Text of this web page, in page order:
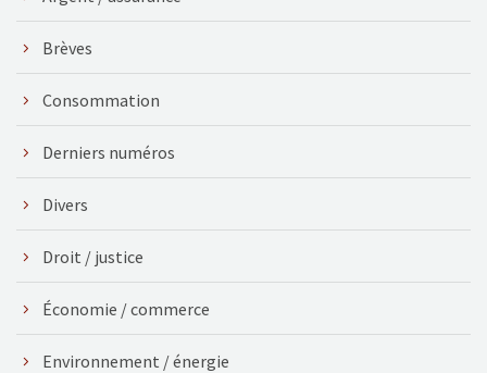
Brèves
Consommation
Derniers numéros
Divers
Droit / justice
Économie / commerce
Environnement / énergie